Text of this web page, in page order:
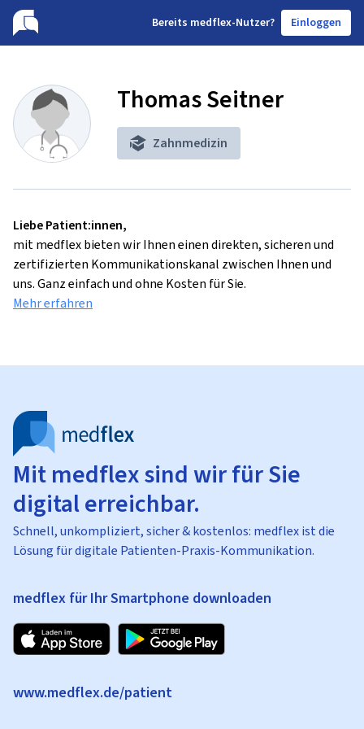
Bereits medflex-Nutzer? Einloggen
Thomas Seitner
Zahnmedizin
Liebe Patient:innen,
mit medflex bieten wir Ihnen einen direkten, sicheren und
zertifizierten Kommunikationskanal zwischen Ihnen und
uns. Ganz einfach und ohne Kosten für Sie.
Mehr erfahren
Mit medflex sind wir für Sie
digital erreichbar.
Schnell, unkompliziert, sicher & kostenlos: medflex ist die
Lösung für digitale Patienten-Praxis-Kommunikation.
medflex für Ihr Smartphone downloaden
www.medflex.de/patient